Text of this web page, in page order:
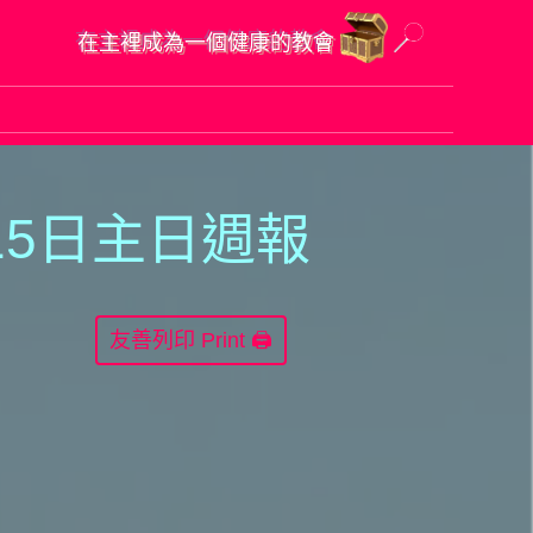
在主裡成為一個健康的教會
5日主日週報
Print 🖨